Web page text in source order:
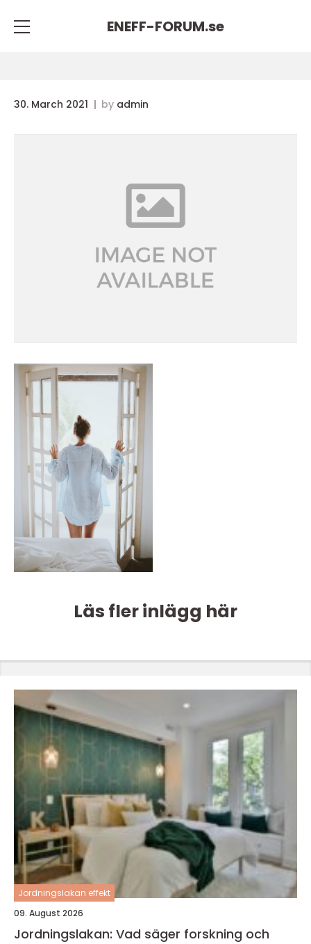
ENEFF-FORUM.se
30. March 2021 by admin
Läs fler inlägg här
Jordningslakan effekt
09. August 2026
Jordningslakan: Vad säger forskning och